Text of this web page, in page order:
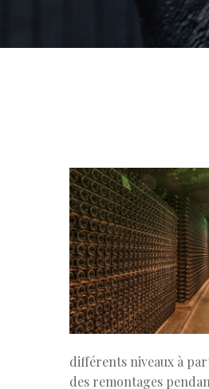
différents niveaux à
des remontages